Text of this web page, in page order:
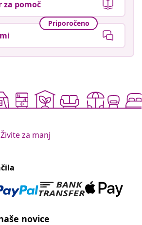
za pomoč
Priporočeno
Živite za manj
novice